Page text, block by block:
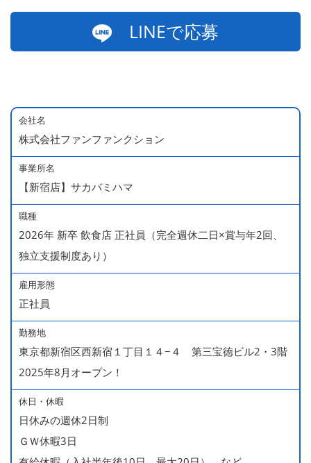
LINEで応募
会社名
株式会社ファンファンクション
事業所名
【新宿店】サカバミハマ
職種
2026年 新卒 飲食店 正社員（完全週休二日×賞与年2回、
独立支援制度あり）
雇用形態
正社員
勤務地
東京都新宿区西新宿１丁目１４−４ 第三宝徳ビル2・3階
2025年8月オープン！
休日・休暇
日休みの週休2日制
ＧＷ休暇3日